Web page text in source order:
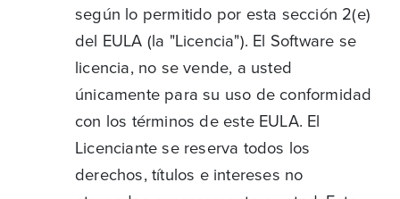
según lo permitido por esta sección 2(e)
del EULA (la "Licencia"). El Software se
licencia, no se vende, a usted
únicamente para su uso de conformidad
con los términos de este EULA. El
Licenciante se reserva todos los
derechos, títulos e intereses no